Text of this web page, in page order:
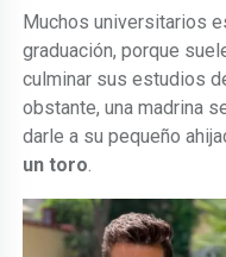
Muchos universitarios
graduación, porque
culminar sus estudios
obstante, una madrina
darle a su pequeño
un toro